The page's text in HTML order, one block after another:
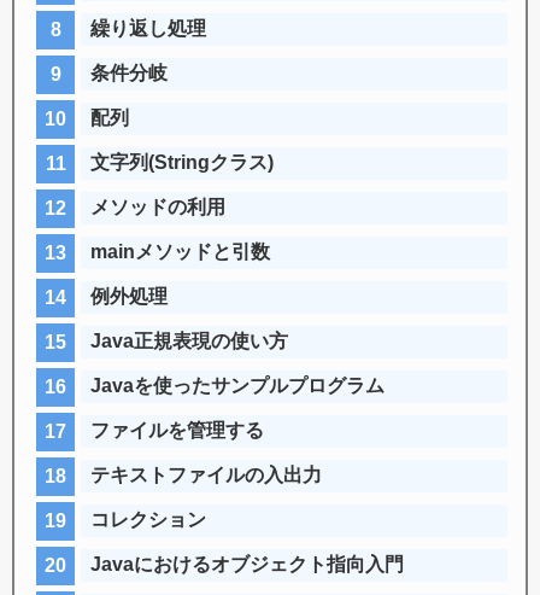
繰り返し処理
条件分岐
配列
文字列(Stringクラス)
メソッドの利用
mainメソッドと引数
例外処理
Java正規表現の使い方
Javaを使ったサンプルプログラム
ファイルを管理する
テキストファイルの入出力
コレクション
Javaにおけるオブジェクト指向入門